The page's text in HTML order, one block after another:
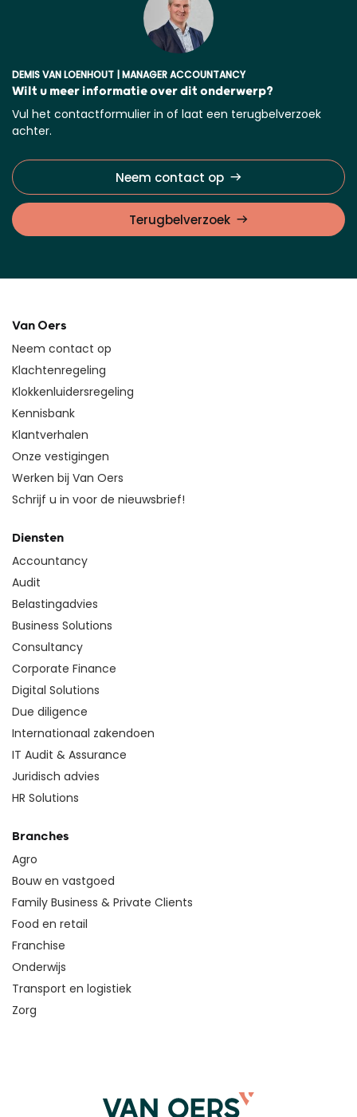
DEMIS VAN LOENHOUT | MANAGER ACCOUNTANCY
Wilt u meer informatie over dit onderwerp?
Vul het contactformulier in of laat een terugbelverzoek
achter.
Neem contact op
Terugbelverzoek
Van Oers
Neem contact op
Klachtenregeling
Klokkenluidersregeling
Kennisbank
Klantverhalen
Onze vestigingen
Werken bij Van Oers
Schrijf u in voor de nieuwsbrief!
Diensten
Accountancy
Audit
Belastingadvies
Business Solutions
Consultancy
Corporate Finance
Digital Solutions
Due diligence
Internationaal zakendoen
IT Audit & Assurance
Juridisch advies
HR Solutions
Branches
Agro
Bouw en vastgoed
Family Business & Private Clients
Food en retail
Franchise
Onderwijs
Transport en logistiek
Zorg